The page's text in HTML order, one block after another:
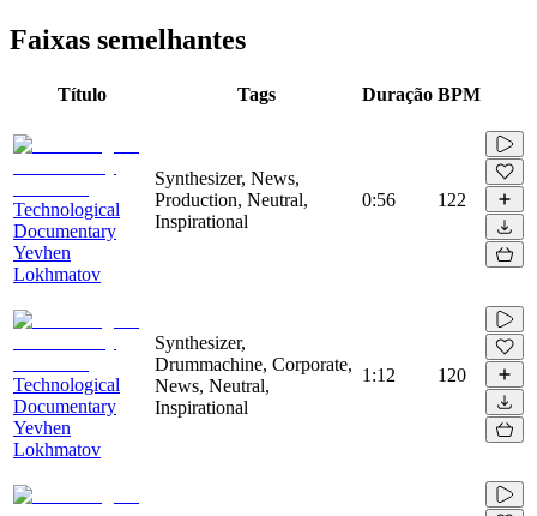
Faixas semelhantes
Título Tags Duração BPM
Technological
Documentary
Yevhen
Lokhmatov
Synthesizer, News,
Production, Neutral,
Inspirational
0:56 122
Technological
Documentary
Yevhen
Lokhmatov
Synthesizer,
Drummachine, Corporate,
News, Neutral,
Inspirational
1:12 120